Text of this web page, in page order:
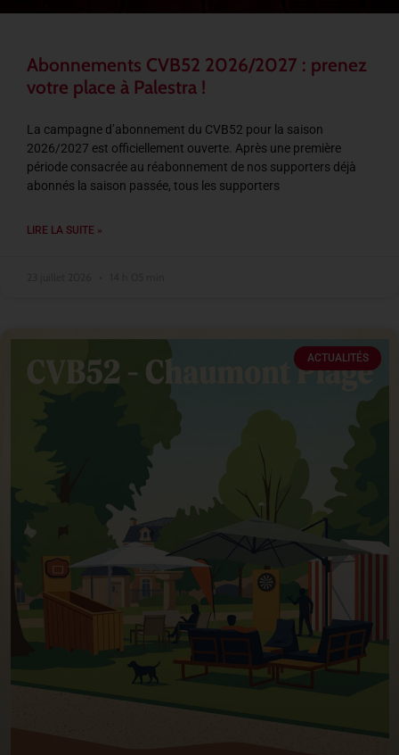
Abonnements CVB52 2026/2027 : prenez
votre place à Palestra !
La campagne d’abonnement du CVB52 pour la saison
2026/2027 est officiellement ouverte. Après une première
période consacrée au réabonnement de nos supporters déjà
abonnés la saison passée, tous les supporters
LIRE LA SUITE »
ACTUALITÉS